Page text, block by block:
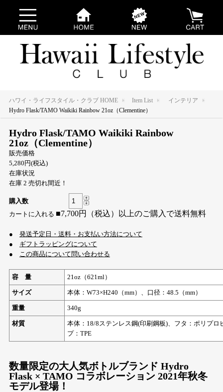
ハワイ・ライフスタイル・クラブ HOME Item List
インテリア
Hydro Flask/TAMO Waikiki Rainbow 21oz（Clementine）
Hydro Flask/TAMO Waikiki Rainbow
21oz（Clementine）
販売価格
5,280円(税込)
在庫状況
在庫 2 売切れ間近！
購入数
■7,700円（税込）以上のご購入で送料無料
● 発送予定日・送料・お支払い方法について
● ギフトラッピングについて
●
この商品について問い合わせる
容 量 21oz（621ml）
サイズ 本体：W73×H240（mm）、口径：48.5（mm）
重量 340g
材質
本体：18/8ステンレス鋼(印刷鋼板)、フタ：ポリプ
プ：TPE
数量限定の大人気ボトルブランド Hydro
Flask × TAMO コラボレーション 2021年秋冬
モデル登場！